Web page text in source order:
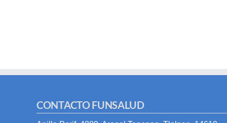
CONTACTO FUNSALUD